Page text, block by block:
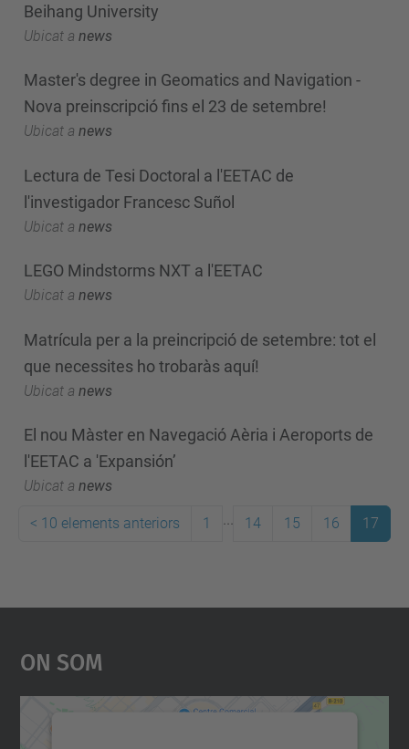
Beihang University
Ubicat a news
Master's degree in Geomatics and Navigation -
Nova preinscripció fins el 23 de setembre!
Ubicat a news
Lectura de Tesi Doctoral a l'EETAC de
l'investigador Francesc Suñol
Ubicat a news
LEGO Mindstorms NXT a l'EETAC
Ubicat a news
Matrícula per a la preincripció de setembre: tot el
que necessites ho trobaràs aquí!
Ubicat a news
El nou Màster en Navegació Aèria i Aeroports de
l'EETAC a 'Expansión’
Ubicat a news
< 10 elements anteriors 1 14 15 16 17
On Som